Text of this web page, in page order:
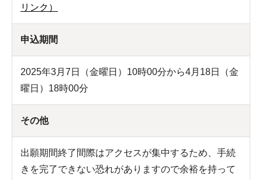
リンク）
申込期間
2025年3月7日（金曜日）10時00分から4月18日（金
曜日）18時00分
その他
出願期間終了間際はアクセスが集中するため、手続
きを完了できない恐れがありますので余裕を持って